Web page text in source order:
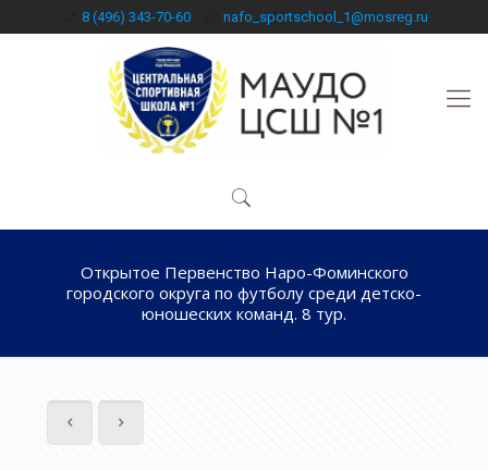
8 (496) 343-70-60 nafo_sportschool_1@mosreg.ru
Открытое Первенство Наро-Фоминского
городского округа по футболу среди детско-
юношеских команд. 8 тур.